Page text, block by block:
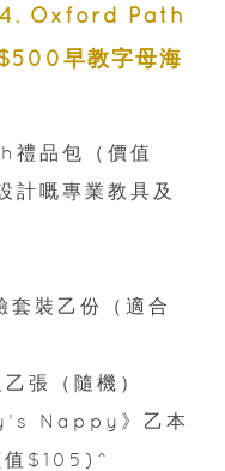
Oxford Path
早教字母海
品包（價值
計嘅專業教具及
裝乙份（適合
張（隨機）
Nappy》乙本
$105)^